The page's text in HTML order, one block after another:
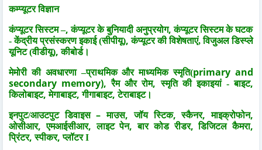
कम्प्यूटर विज्ञान
कंप्यूटर सिस्टम –,कंप्यूटर के बुनियादी अनुप्रयोग,कंप्यूटर सिस्टम के घटक
- केंद्रीय प्रसंस्करण इकाई (सीपीयू), कंप्यूटर की विशेषताएं, विजुअल डिस्प्ले
यूनिट (वीडीयू),कीबोर्ड।
मेमोरी की अवधारणा –प्राथमिक और माध्यमिक स्मृति(primary and
secondary memory),रैम और रोम,स्मृति की इकाइयां - बाइट,
किलोबाइट,मेगाबाइट,गीगाबाइट,टेराबाइट।
इनपुट/आउटपुट डिवाइस– माउस,जॉय स्टिक,स्कैनर,माइक्रोफोन,
ओसीआर,एमआईसीआर,लाइट पेन,बार कोड रीडर,डिजिटल कैमरा,
प्रिंटर,स्पीकर,प्लॉटर I